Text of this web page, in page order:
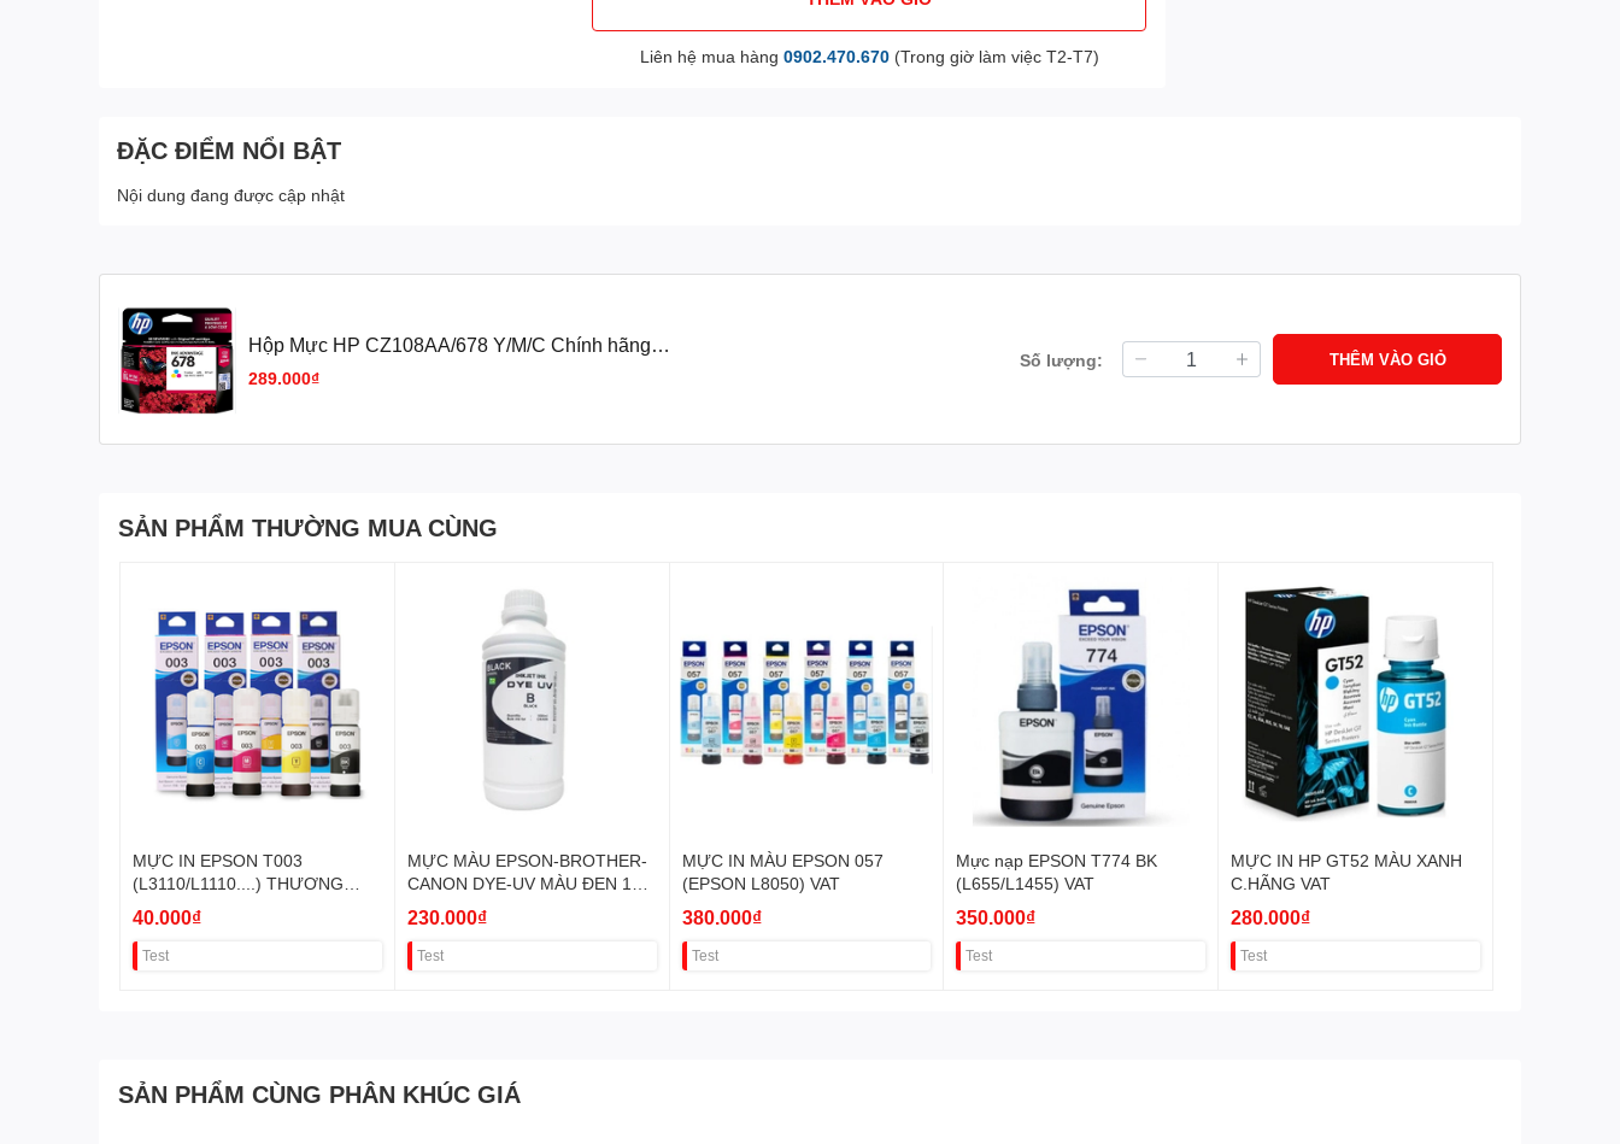
Liên hệ mua hàng 0902.470.670(Trong giờ làm việc T2-T7)
ĐẶC ĐIỂM NỔI BẬT
Nội dung đang được cập nhật
Hộp Mực HP CZ108AA/678 Y/M/C Chính hãng
VAT
289.000₫
Số lượng: THÊM VÀO GIỎ
SẢN PHẨM THƯỜNG MUA CÙNG
MỰC IN EPSON T003
(L3110/L1110....) THƯƠNG
THIỆU THAY THẾ VAT
40.000₫
Test
MỰC MÀU EPSON-BROTHER-
CANON DYE-UV MÀU ĐEN 1
LÍT VAT
230.000₫
Test
MỰC IN MÀU EPSON 057
(EPSON L8050) VAT
380.000₫
Test
Mực nạp EPSON T774 BK
(L655/L1455) VAT
350.000₫
Test
MỰC IN HP GT52 MÀU XANH
C.HÃNG VAT
280.000₫
Test
SẢN PHẨM CÙNG PHÂN KHÚC GIÁ